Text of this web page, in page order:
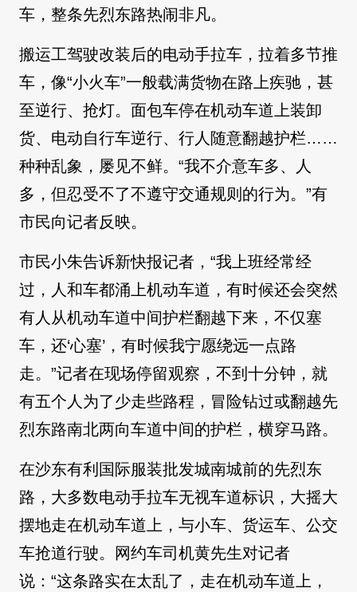
车，整条先烈东路热闹非凡。
搬运工驾驶改装后的电动手拉车，拉着多节推
车，像“小火车”一般载满货物在路上疾驰，甚
至逆行、抢灯。面包车停在机动车道上装卸
货、电动自行车逆行、行人随意翻越护栏……
种种乱象，屡见不鲜。“我不介意车多、人
多，但忍受不了不遵守交通规则的行为。”有
市民向记者反映。
市民小朱告诉新快报记者，“我上班经常经
过，人和车都涌上机动车道，有时候还会突然
有人从机动车道中间护栏翻越下来，不仅塞
车，还‘心塞’，有时候我宁愿绕远一点路
走。”记者在现场停留观察，不到十分钟，就
有五个人为了少走些路程，冒险钻过或翻越先
烈东路南北两向车道中间的护栏，横穿马路。
在沙东有利国际服装批发城南城前的先烈东
路，大多数电动手拉车无视车道标识，大摇大
摆地走在机动车道上，与小车、货运车、公交
车抢道行驶。网约车司机黄先生对记者
说：“这条路实在太乱了，走在机动车道上，